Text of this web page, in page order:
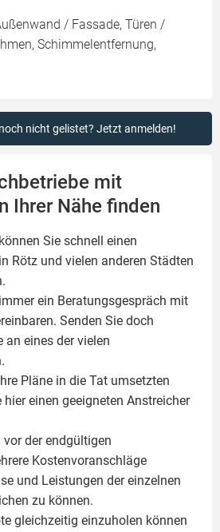
/ Fassade, Türen /
Schimmelentfernung,
nicht gelistet? Jetzt anmelden!
mit
Ihrer Nähe finden
Sie schnell einen
Rötz und vielen anderen Städten
ein Beratungsgespräch mit
Senden Sie doch
eines der vielen
Pläne in die Tat umsetzten
einen geeigneten Anstreicher
der endgültigen
Kostenvoranschläge
und Leistungen der einzelnen
zu können.
gleichzeitig einzuholen können